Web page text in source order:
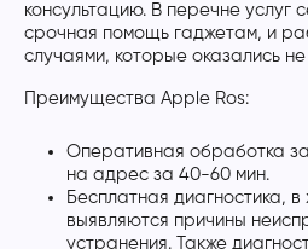
консультацию. В перечне услуг
срочная помощь гаджетам, и
случаями, которые оказались
Преимущества Apple Ros:
Оперативная обработка
на адрес за 40-60 мин.
Бесплатная диагностика, в
выявляются причины
устранения. Также